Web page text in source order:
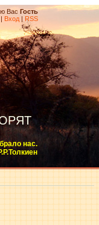
Вас Гость
| Вход | RSS
нас.